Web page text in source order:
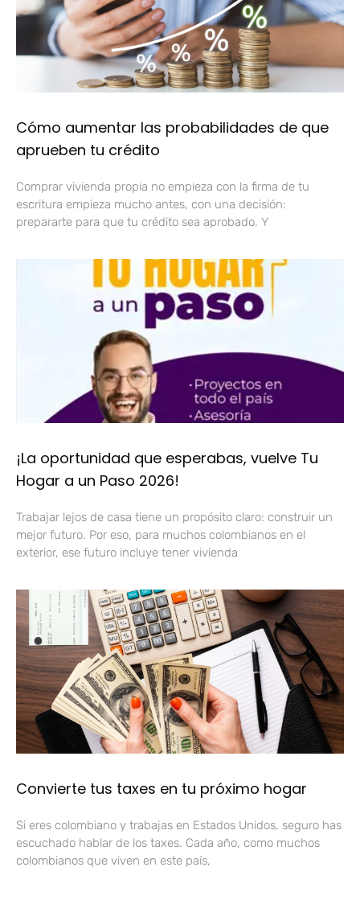
Cómo aumentar las probabilidades de que
aprueben tu crédito
Comprar vivienda propia no empieza con la firma de tu
escritura empieza mucho antes, con una decisión:
prepararte para que tu crédito sea aprobado. Y
¡La oportunidad que esperabas, vuelve Tu
Hogar a un Paso 2026!
Trabajar lejos de casa tiene un propósito claro: construir un
mejor futuro. Por eso, para muchos colombianos en el
exterior, ese futuro incluye tener vivienda
Convierte tus taxes en tu próximo hogar
Si eres colombiano y trabajas en Estados Unidos, seguro has
escuchado hablar de los taxes. Cada año, como muchos
colombianos que viven en este país,